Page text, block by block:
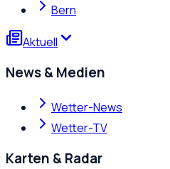
Bern
Aktuell
News & Medien
Wetter-News
Wetter-TV
Karten & Radar